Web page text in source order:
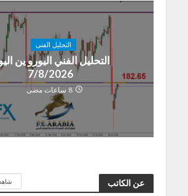
التحليل الفنى
التحليل الفني اليورو ين
7/8/2026
8 ساعات مضى
عن الكاتب